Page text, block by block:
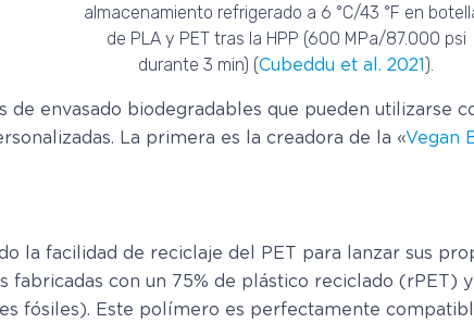
almacenamiento refrigerado a 6 °C/43 °F en
de PLA y PET tras la HPP (600 MPa/87.000 psi
durante 3 min) (Cubeddu et al. 2021).
de envasado biodegradables que pueden utilizarse
La primera es la creadora de la «Vegan
la facilidad de reciclaje del PET para lanzar sus
fabricadas con un 75% de plástico reciclado (rPET)
fósiles). Este polímero es perfectamente